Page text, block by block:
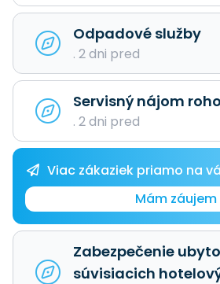
Odpadové služby
. 2 dni pred
Servisný nájom
. 2 dni pred
Viac zákaziek priamo na
Mám záujem
Zabezpečenie
súvisiacich